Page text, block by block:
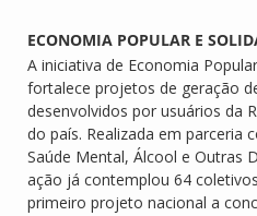
ECONOMIA POPULAR E
A iniciativa de Economia
fortalece projetos de geração
desenvolvidos por usuários da
do país. Realizada em parceria
Saúde Mental, Álcool e Outras
ação já contemplou 64
primeiro projeto nacional a